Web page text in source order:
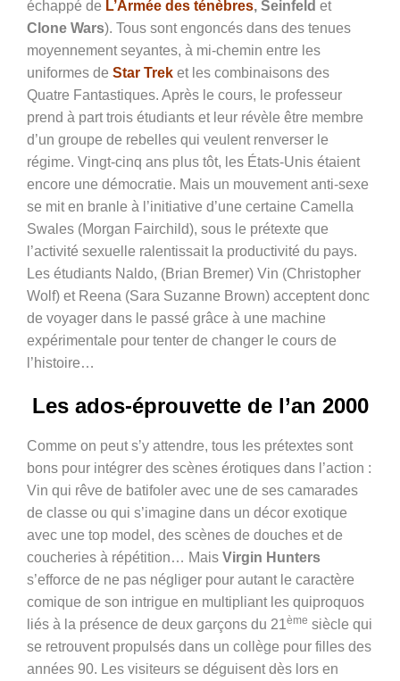
échappé de L’Armée des ténèbres, Seinfeld et
Clone Wars). Tous sont engoncés dans des tenues
moyennement seyantes, à mi-chemin entre les
uniformes de Star Trek et les combinaisons des
Quatre Fantastiques. Après le cours, le professeur
prend à part trois étudiants et leur révèle être membre
d’un groupe de rebelles qui veulent renverser le
régime. Vingt-cinq ans plus tôt, les États-Unis étaient
encore une démocratie. Mais un mouvement anti-sexe
se mit en branle à l’initiative d’une certaine Camella
Swales (Morgan Fairchild), sous le prétexte que
l’activité sexuelle ralentissait la productivité du pays.
Les étudiants Naldo, (Brian Bremer) Vin (Christopher
Wolf) et Reena (Sara Suzanne Brown) acceptent donc
de voyager dans le passé grâce à une machine
expérimentale pour tenter de changer le cours de
l’histoire…
Les ados-éprouvette de l’an 2000
Comme on peut s’y attendre, tous les prétextes sont
bons pour intégrer des scènes érotiques dans l’action :
Vin qui rêve de batifoler avec une de ses camarades
de classe ou qui s’imagine dans un décor exotique
avec une top model, des scènes de douches et de
coucheries à répétition… Mais Virgin Hunters
s’efforce de ne pas négliger pour autant le caractère
comique de son intrigue en multipliant les quiproquos
liés à la présence de deux garçons du 21ème siècle qui
se retrouvent propulsés dans un collège pour filles des
années 90. Les visiteurs se déguisent dès lors en